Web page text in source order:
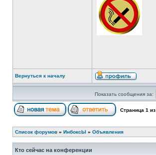
Вернуться к началу
Показать сообщения за:
Страница 1 из
Список форумов » ИнбоксЫ » Объявления
Кто сейчас на конференции